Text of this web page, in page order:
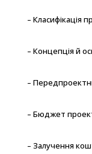
– Класифікація
– Концепція й
–
– Бюджет
– Залучення